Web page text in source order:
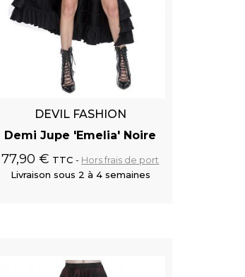
DEVIL FASHION
Demi Jupe 'Emelia' Noire
77,90 € TTC Hors frais de port
Livraison sous 2 à 4 semaines